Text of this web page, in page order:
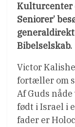
Kulturcenter
Seniorer’
Bibelselskab.
Victor
fortæller om
Af Guds
født i Israel i
fader er